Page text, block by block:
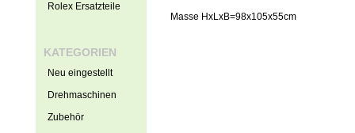
Masse HxLxB=98x105x55cm
Rolex Ersatzteile
KATEGORIEN
Neu eingestellt
Drehmaschinen
Zubehör